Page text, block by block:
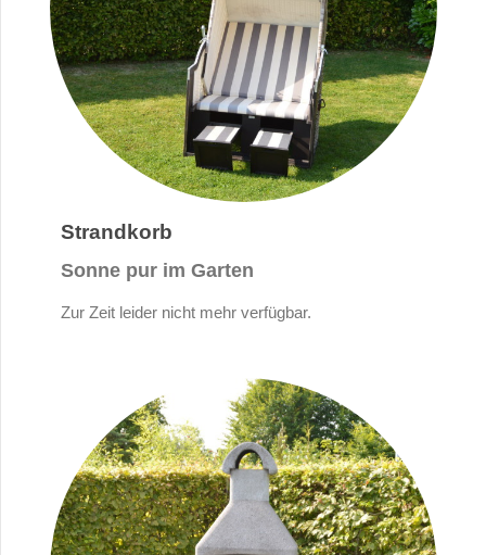
Strandkorb
Sonne pur im Garten
Zur Zeit leider nicht mehr verfügbar.